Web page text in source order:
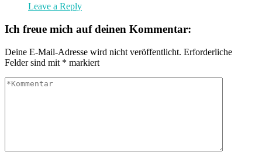
Leave a Reply
Ich freue mich auf deinen Kommentar:
Deine E-Mail-Adresse wird nicht veröffentlicht. Erforderliche
Felder sind mit * markiert